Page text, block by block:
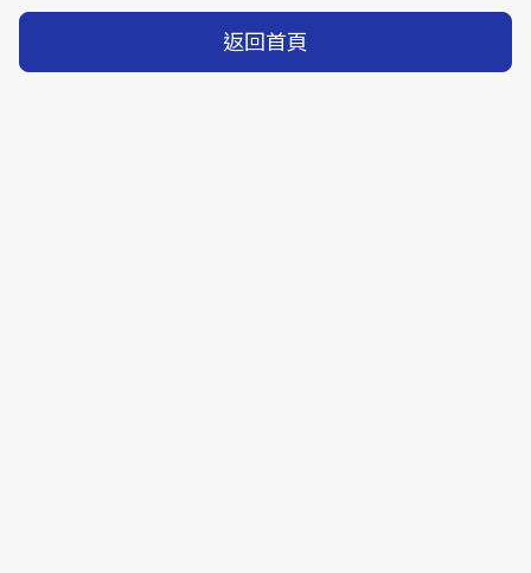
返回首頁